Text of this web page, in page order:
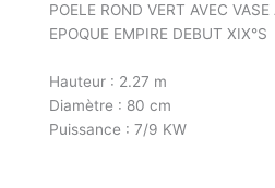
POELE ROND VERT AVEC VASE
EPOQUE EMPIRE DEBUT XIX°S
Hauteur : 2.27 m
Diamètre : 80 cm
Puissance : 7/9 KW